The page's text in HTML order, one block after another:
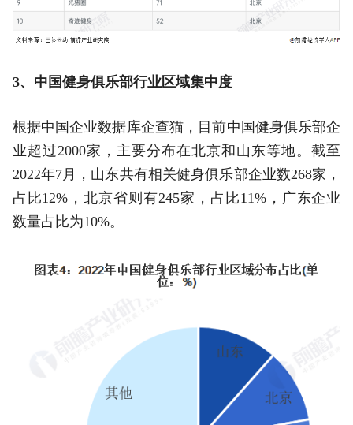
3、中国健身俱乐部行业区域集中度
根据中国企业数据库企查猫，目前中国健身俱乐部企
业超过2000家，主要分布在北京和山东等地。截至
2022年7月，山东共有相关健身俱乐部企业数268家，
占比12%，北京省则有245家，占比11%，广东企业
数量占比为10%。